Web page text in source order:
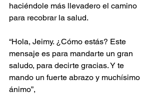
haciéndole más llevadero el camino
para recobrar la salud.
“Hola, Jeimy. ¿Cómo estás? Este
mensaje es para mandarte un gran
saludo, para decirte gracias. Y te
mando un fuerte abrazo y muchísimo
ánimo”,